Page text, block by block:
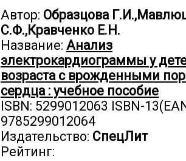
Автор: Образцова
С.Ф.,Кравченко Е.Н.
Название: Анализ
электрокардиограммы у
возраста с врожденными
сердца : учебное пособие
ISBN: 5299012063 ISBN-
9785299012064
Издательство: СпецЛит
Рейтинг: